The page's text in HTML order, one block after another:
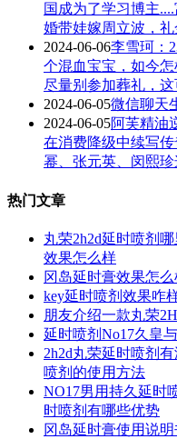
国成为了学习博主
婚带娃嫁周立波，礼
2024-06-06李雪珂：
个混血宝宝，如今
尽量别参加葬礼，
2024-06-05微信聊天
2024-06-05阿芙精油
在消费降级中续写
幂、张元英、闵熙
热门文章
丸荣2h2d延时喷剂
效果怎么样
冈岛延时膏效果怎
key延时喷剂效果咋
朋友介绍一款丸荣
延时喷剂No17久皇
2h2d丸荣延时喷剂
喷剂的使用方法
NO17男用持久延时
时喷剂有哪些优势
冈岛延时膏使用说